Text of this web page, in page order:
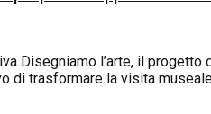
Disegniamo l’arte, il
di trasformare la visita museale